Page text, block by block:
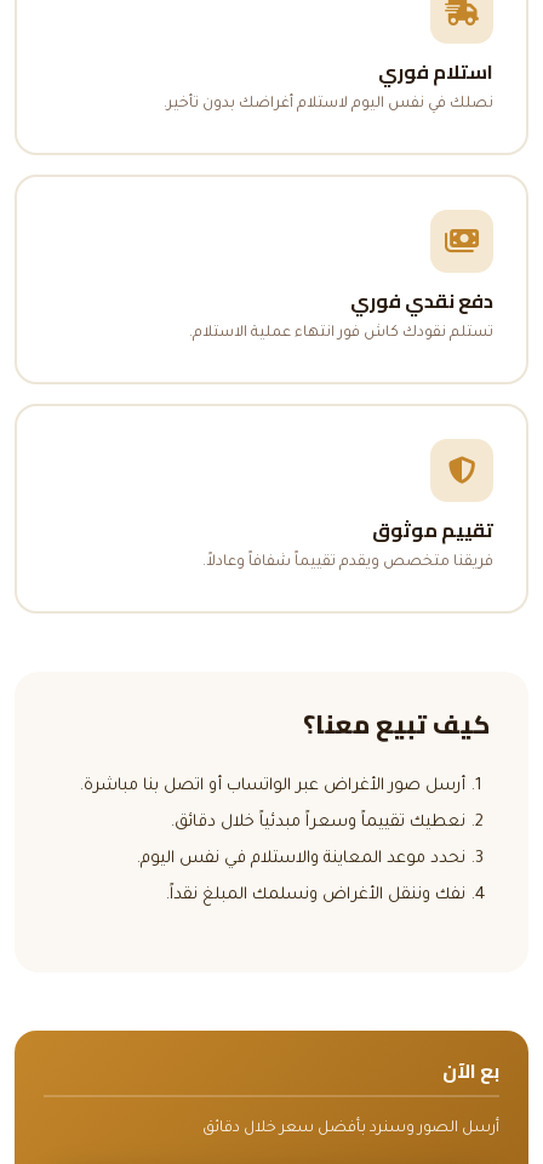
استلام فوري
نصلك في نفس اليوم لاستلام أغراضك بدون تأخير.
دفع نقدي فوري
تستلم نقودك كاش فور انتهاء عملية الاستلام.
تقييم موثوق
فريقنا متخصص ويقدم تقييماً شفافاً وعادلاً.
كيف تبيع معنا؟
أرسل صور الأغراض عبر الواتساب أو اتصل بنا مباشرة.
نعطيك تقييماً وسعراً مبدئياً خلال دقائق.
نحدد موعد المعاينة والاستلام في نفس اليوم.
نفك وننقل الأغراض ونسلمك المبلغ نقداً.
بع الآن
أرسل الصور وسنرد بأفضل سعر خلال دقائق